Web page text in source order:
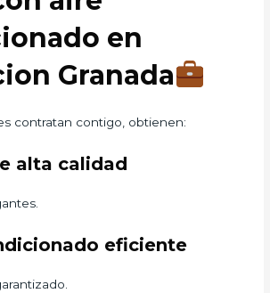
en
Granada
contratan contigo, obtienen:
alta calidad
eficiente